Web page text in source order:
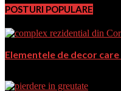
POSTURI POPULARE
Elementele de decor